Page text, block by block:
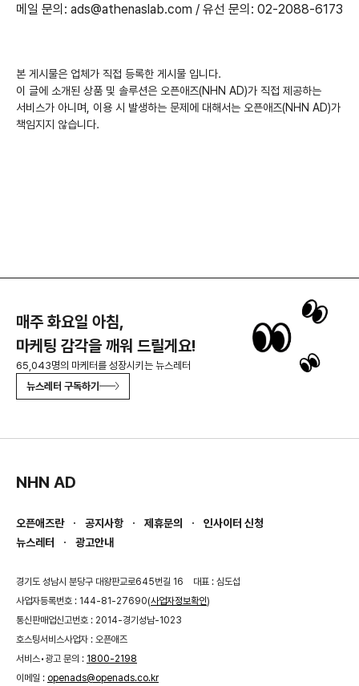
메일 문의: ads@athenaslab.com / 유선 문의: 02-2088-6173
본 게시물은 업체가 직접 등록한 게시물 입니다.
이 글에 소개된 상품 및 솔루션은 오픈애즈(NHN AD)가 직접 제공하는
서비스가 아니며, 이용 시 발생하는 문제에 대해서는 오픈애즈(NHN AD)가
책임지지 않습니다.
매주 화요일 아침,
마케팅 감각을 깨워 드릴게요!
65,043명의 마케터를 성장시키는 뉴스레터
뉴스레터 구독하기
NHN AD
오픈애즈란 공지사항 제휴문의
인사이터 신청
뉴스레터
광고안내
경기도 성남시 분당구 대왕판교로645번길 16
대표 : 심도섭
사업자등록번호 : 144-81-27690(사업자정보확인)
통신판매업신고번호 : 2014-경기성남-1023
호스팅서비스사업자 : 오픈애즈
서비스•광고 문의 : 1800-2198
이메일 : openads@openads.co.kr